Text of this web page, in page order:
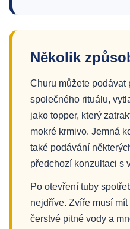
Několik
Churu můžete podávat
společného rituálu,
jako topper, který
mokré krmivo. Jemná
také podávání
předchozí konzultaci s
Po otevření tuby
nejdříve. Zvíře musí
čerstvé pitné vody a